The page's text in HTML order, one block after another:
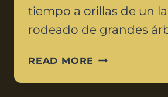
tiempo a orillas de un
rodeado de grandes
READ MORE